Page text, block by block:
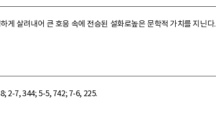
게 살려내어 큰 호응 속에 전승된 설화로높은 문학적 가치를 지닌다.
2-7, 344; 5-5, 742; 7-6, 225.